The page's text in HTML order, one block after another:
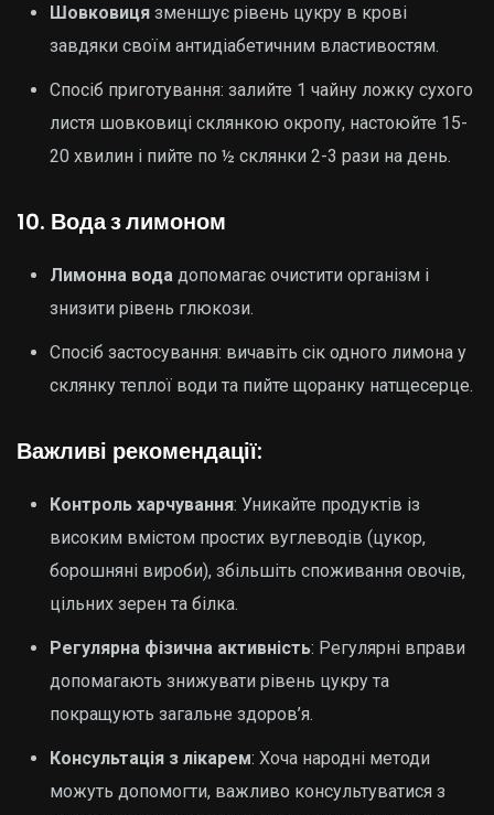
Шовковиця зменшує рівень цукру в крові
завдяки своїм антидіабетичним властивостям.
Спосіб приготування: залийте 1 чайну ложку сухого
листя шовковиці склянкою окропу, настоюйте 15-
20 хвилин і пийте по ½ склянки 2-3 рази на день.
10. Вода з лимоном
Лимонна вода допомагає очистити організм і
знизити рівень глюкози.
Спосіб застосування: вичавіть сік одного лимона у
склянку теплої води та пийте щоранку натщесерце.
Важливі рекомендації:
Контроль харчування: Уникайте продуктів із
високим вмістом простих вуглеводів (цукор,
борошняні вироби), збільшіть споживання овочів,
цільних зерен та білка.
Регулярна фізична активність: Регулярні вправи
допомагають знижувати рівень цукру та
покращують загальне здоров’я.
Консультація з лікарем: Хоча народні методи
можуть допомогти, важливо консультуватися з